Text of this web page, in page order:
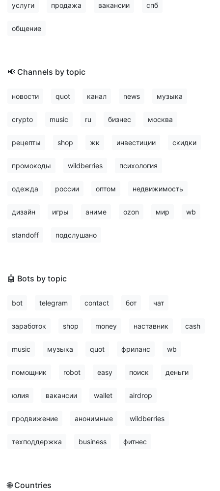
услуги продажа вакансии спб
общение
📢 Channels by topic
новости quot канал news музыка
crypto music ru бизнес москва
рецепты shop жк инвестиции скидки
промокоды wildberries психология
одежда россии оптом недвижимость
дизайн игры аниме ozon мир wb
standoff подслушано
🤖 Bots by topic
bot telegram contact бот чат
заработок shop money наставник cash
music музыка quot фриланс wb
помощник robot easy поиск деньги
юлия вакансии wallet airdrop
продвижение анонимные wildberries
техподдержка business фитнес
🌐 Countries